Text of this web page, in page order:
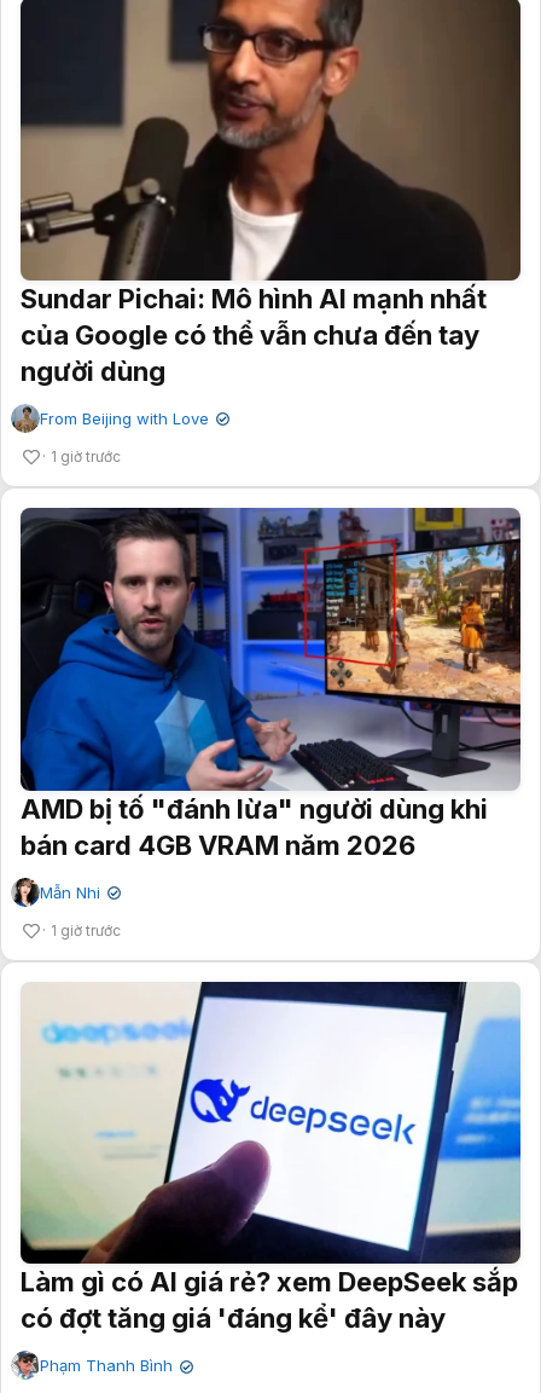
Sundar Pichai: Mô hình AI mạnh nhất
của Google có thể vẫn chưa đến tay
người dùng
From Beijing with Love ✔
1 giờ trước
AMD bị tố "đánh lừa" người dùng khi
bán card 4GB VRAM năm 2026
Mẫn Nhi ✔
1 giờ trước
Làm gì có AI giá rẻ? xem DeepSeek sắp
có đợt tăng giá 'đáng kể' đây này
Phạm Thanh Bình ✔